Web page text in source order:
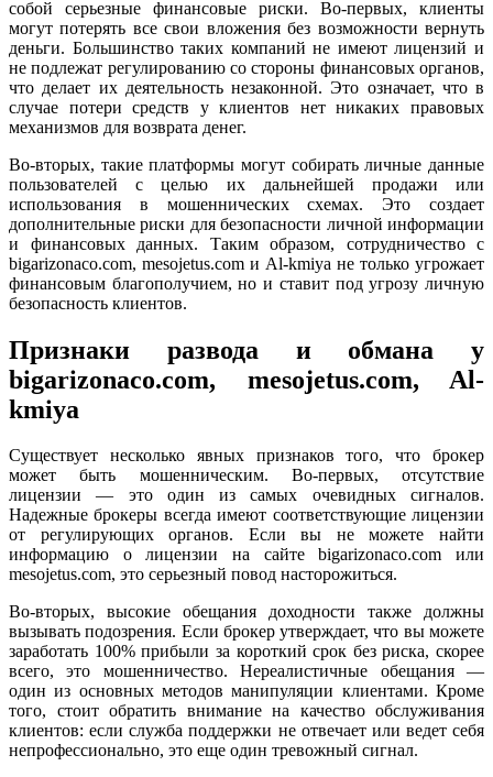
собой серьезные финансовые риски. Во-первых, клиенты
могут потерять все свои вложения без возможности вернуть
деньги. Большинство таких компаний не имеют лицензий и
не подлежат регулированию со стороны финансовых органов,
что делает их деятельность незаконной. Это означает, что в
случае потери средств у клиентов нет никаких правовых
механизмов для возврата денег.
Во-вторых, такие платформы могут собирать личные данные
пользователей с целью их дальнейшей продажи или
использования в мошеннических схемах. Это создает
дополнительные риски для безопасности личной информации
и финансовых данных. Таким образом, сотрудничество с
bigarizonaco.com, mesojetus.com и Al-kmiya не только угрожает
финансовым благополучием, но и ставит под угрозу личную
безопасность клиентов.
Признаки развода и обмана у
bigarizonaco.com, mesojetus.com, Al-
kmiya
Существует несколько явных признаков того, что брокер
может быть мошенническим. Во-первых, отсутствие
лицензии — это один из самых очевидных сигналов.
Надежные брокеры всегда имеют соответствующие лицензии
от регулирующих органов. Если вы не можете найти
информацию о лицензии на сайте bigarizonaco.com или
mesojetus.com, это серьезный повод насторожиться.
Во-вторых, высокие обещания доходности также должны
вызывать подозрения. Если брокер утверждает, что вы можете
заработать 100% прибыли за короткий срок без риска, скорее
всего, это мошенничество. Нереалистичные обещания —
один из основных методов манипуляции клиентами. Кроме
того, стоит обратить внимание на качество обслуживания
клиентов: если служба поддержки не отвечает или ведет себя
непрофессионально, это еще один тревожный сигнал.